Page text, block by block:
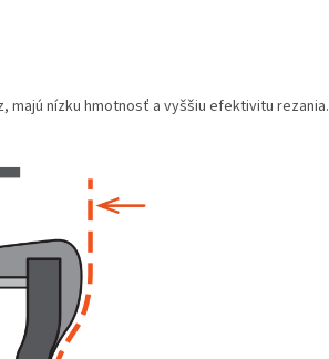
majú nízku hmotnosť a vyššiu efektivitu rezania.